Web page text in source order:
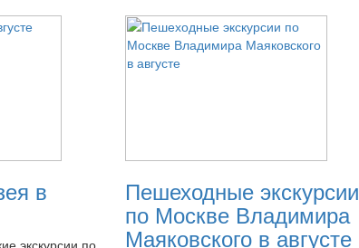
в
экскурсии по
Пешеходные экскурсии
по Москве Владимира
Маяковского в августе